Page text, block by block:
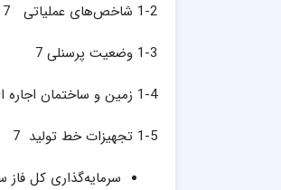
1-2 شاخص‌های عملیاتی 7
1-3 وضعیت پرسنلی 7
1-4 زمین و ساختمان اجاره ای 7
1-5 تجهیزات خط تولید 7
سرمایه‌گذاری کل فاز